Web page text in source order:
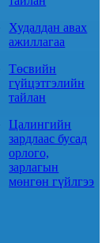
Худалдан авах
ажиллагаа
Төсвийн
гүйцэтгэлийн
тайлан
Цалингийн
зардлаас бусад
орлого,
зарлагын
мөнгөн гүйлгээ